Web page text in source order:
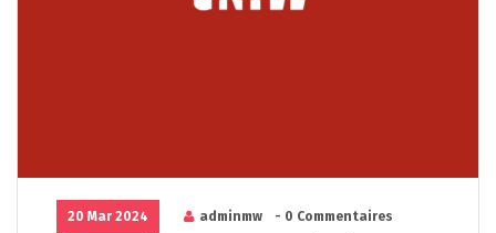
20 Mar 2024 adminmw
- 0 Commentaires